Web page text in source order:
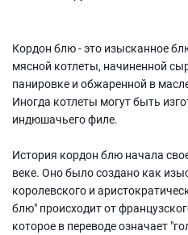
Кордон блю - это изысканное
мясной котлеты, начиненной
панировке и обжаренной в
Иногда котлеты могут быть
индюшачьего филе.
История кордон блю начала
веке. Оно было создано как
королевского и
блю" происходит от
которое в переводе означает